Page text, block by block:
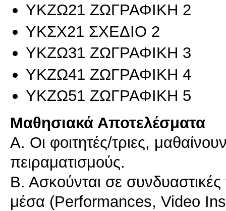
ΥΚΖΩ21 ΖΩΓΡΑΦΙΚΗ 2
ΥΚΣΧ21 ΣΧΕΔΙΟ 2
ΥΚΖΩ31 ΖΩΓΡΑΦΙΚΗ 3
ΥΚΖΩ41 ΖΩΓΡΑΦΙΚΗ 4
ΥΚΖΩ51 ΖΩΓΡΑΦΙΚΗ 5
Μαθησιακά Αποτελέσματα
Α. Οι φοιτητές/τριες,
πειραματισμούς.
Β. Ασκούνται σε
μέσα (Performances, Video